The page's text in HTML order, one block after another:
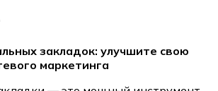
закладок: улучшите свою
маркетинга